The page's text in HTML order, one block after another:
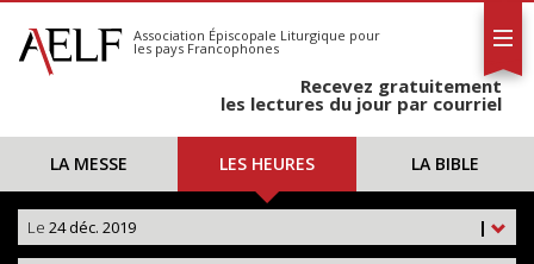
S'abonner
Calendrier
Association Épiscopale Liturgique pour
les pays Francophones
Recevez gratuitement
les lectures du jour par courriel
LA MESSE LES HEURES LA BIBLE
|
Le 24 déc. 2019